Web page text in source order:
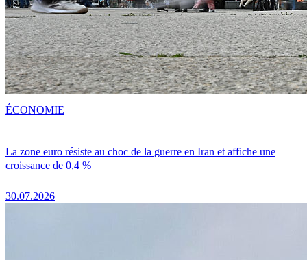
La zone euro résiste au choc de la guerre en Iran et affiche une
croissance de 0,4 %
30.07.2026
ÉCONOMIE